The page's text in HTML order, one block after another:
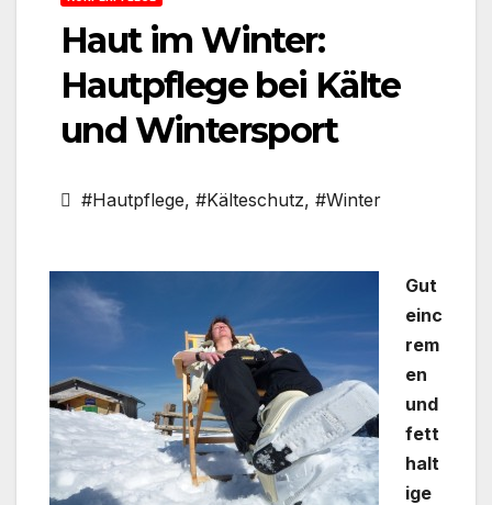
Haut im Winter:
Hautpflege bei Kälte
und Wintersport
#Hautpflege, #Kälteschutz, #Winter
Gut
einc
rem
en
und
fett
halt
ige